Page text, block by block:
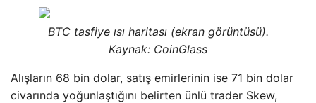
BTC tasfiye ısı haritası (ekran görüntüsü).
Kaynak: CoinGlass
Alışların 68 bin dolar, satış emirlerinin ise 71 bin dolar
civarında yoğunlaştığını belirten ünlü trader Skew,